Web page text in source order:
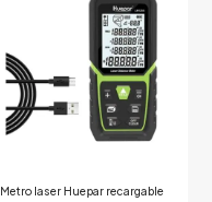
Metro laser Huepar recargable